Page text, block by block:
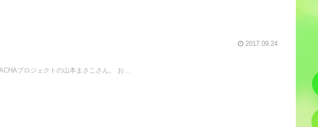
2017.09.24
プロジェクトの山本まさこさん。 お...